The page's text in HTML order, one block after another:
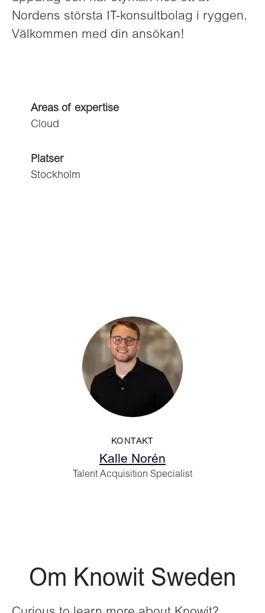
Nordens största IT-konsultbolag i ryggen.
Välkommen med din ansökan!
Areas of expertise
Cloud
Platser
Stockholm
KONTAKT
Kalle Norén
Talent Acquisition Specialist
Om Knowit Sweden